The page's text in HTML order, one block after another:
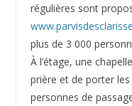
régulières sont
plus de 3 000
À l’étage, une
prière et de porter
personnes de